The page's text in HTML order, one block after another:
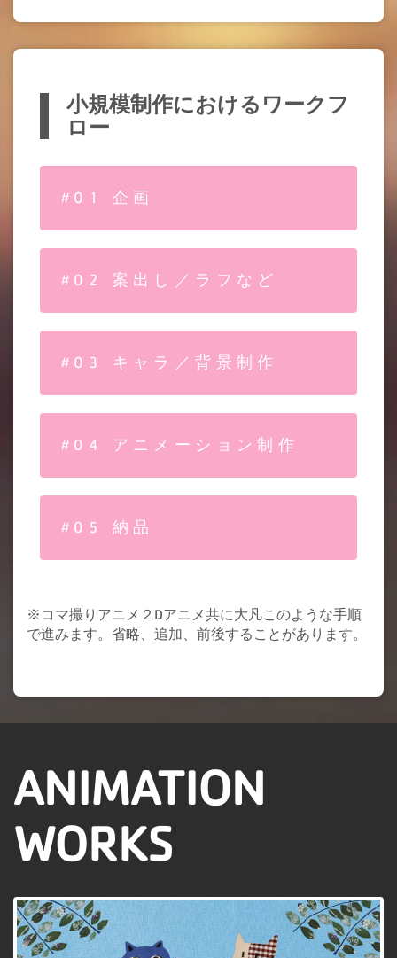
小規模制作におけるワークフ
ロー
#01 企画
#02 案出し／ラフなど
#03 キャラ／背景制作
#04 アニメーション制作
#05 納品
※コマ撮りアニメ２Dアニメ共に大凡このような手順
で進みます。省略、追加、前後することがあります。
ANIMATION
WORKS